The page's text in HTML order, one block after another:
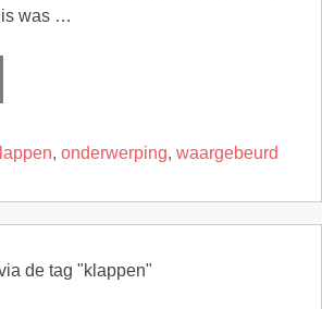
was …
, onderwerping, waargebeurd
de tag "klappen"